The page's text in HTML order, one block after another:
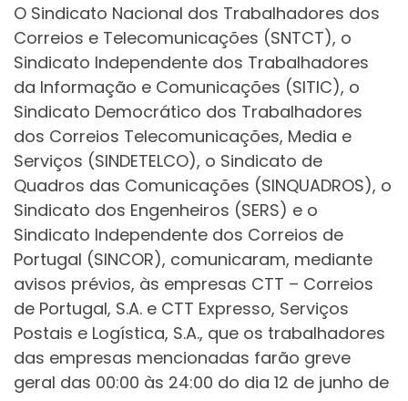
O Sindicato Nacional dos Trabalhadores dos
Correios e Telecomunicações (SNTCT), o
Sindicato Independente dos Trabalhadores
da Informação e Comunicações (SITIC), o
Sindicato Democrático dos Trabalhadores
dos Correios Telecomunicações, Media e
Serviços (SINDETELCO), o Sindicato de
Quadros das Comunicações (SINQUADROS), o
Sindicato dos Engenheiros (SERS) e o
Sindicato Independente dos Correios de
Portugal (SINCOR), comunicaram, mediante
avisos prévios, às empresas CTT – Correios
de Portugal, S.A. e CTT Expresso, Serviços
Postais e Logística, S.A., que os trabalhadores
das empresas mencionadas farão greve
geral das 00:00 às 24:00 do dia 12 de junho de